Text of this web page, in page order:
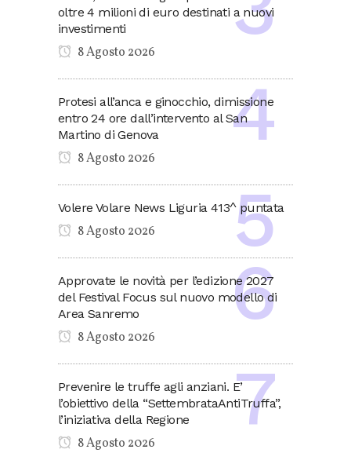
oltre 4 milioni di euro destinati a nuovi
investimenti
8 Agosto 2026
Protesi all’anca e ginocchio, dimissione
entro 24 ore dall’intervento al San
Martino di Genova
8 Agosto 2026
Volere Volare News Liguria 413^ puntata
8 Agosto 2026
Approvate le novità per l’edizione 2027
del Festival Focus sul nuovo modello di
Area Sanremo
8 Agosto 2026
Prevenire le truffe agli anziani. E’
l’obiettivo della “SettembrataAntiTruffa”,
l’iniziativa della Regione
8 Agosto 2026